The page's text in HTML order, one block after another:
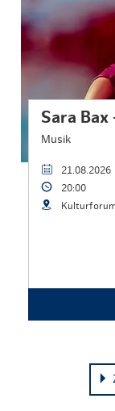
Sara Bax
Musik
21.08.2026
20:00